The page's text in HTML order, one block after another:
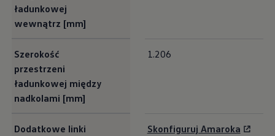
ładunkowej
wewnątrz [mm]
Szerokość
przestrzeni
ładunkowej między
nadkolami [mm]
1.206
Dodatkowe linki Skonfiguruj Amaroka